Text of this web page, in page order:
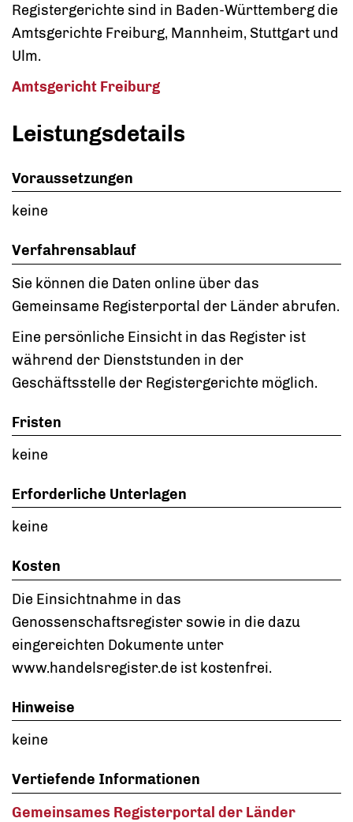
Registergerichte sind in Baden-Württemberg die
Amtsgerichte Freiburg, Mannheim, Stuttgart und
Ulm.
Amtsgericht Freiburg
Leistungsdetails
Voraussetzungen
keine
Verfahrensablauf
Sie können die Daten online über das
Gemeinsame Registerportal der Länder abrufen.
Eine persönliche Einsicht in das Register ist
während der Dienststunden in der
Geschäftsstelle der Registergerichte möglich.
Fristen
keine
Erforderliche Unterlagen
keine
Kosten
Die Einsichtnahme in das
Genossenschaftsregister sowie in die dazu
eingereichten Dokumente unter
www.handelsregister.de ist kostenfrei.
Hinweise
keine
Vertiefende Informationen
Gemeinsames Registerportal der Länder